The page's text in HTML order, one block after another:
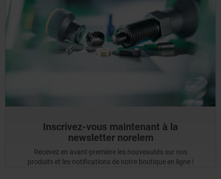
Inscrivez-vous maintenant à la
newsletter norelem
Recevez en avant-première les nouveautés sur nos
produits et les notifications de notre boutique en ligne !